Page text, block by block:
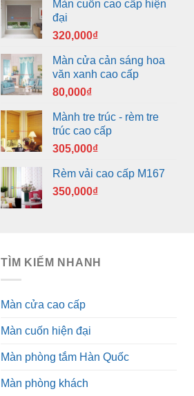
Màn cuốn cao cấp hiện
đại
320,000₫
Màn cửa cản sáng hoa
văn xanh cao cấp
80,000₫
Mành tre trúc - rèm tre
trúc cao cấp
305,000₫
Rèm vải cao cấp M167
350,000₫
TÌM KIẾM NHANH
Màn cửa cao cấp
Màn cuốn hiện đại
Màn phòng tắm Hàn Quốc
Màn phòng khách